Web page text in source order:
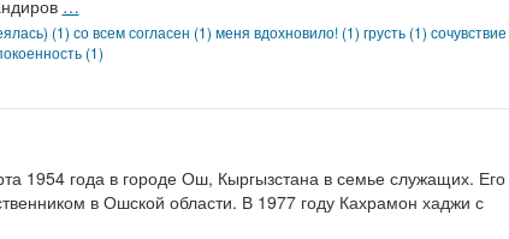
…
(1) со всем согласен (1) меня вдохновило! (1) грусть (1) сочувствие
(1)
1954 года в городе Ош, Кыргызстана в семье служащих. Его
в Ошской области. В 1977 году Кахрамон хаджи с